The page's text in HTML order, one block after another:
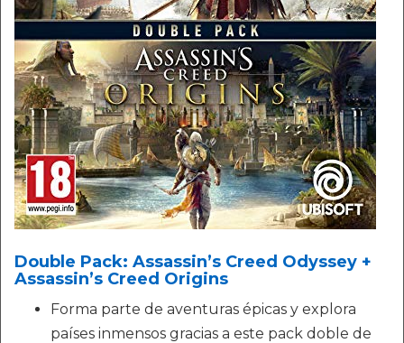
Double Pack: Assassin’s Creed Odyssey +
Assassin’s Creed Origins
Forma parte de aventuras épicas y explora
países inmensos gracias a este pack doble de